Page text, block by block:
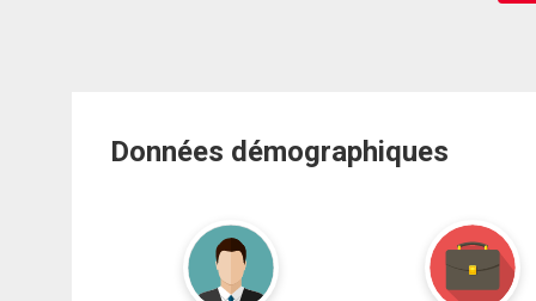
Données démographiques